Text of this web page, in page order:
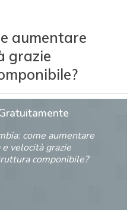
aumentare
grazie
come aumentare
e velocità grazie
componibile?